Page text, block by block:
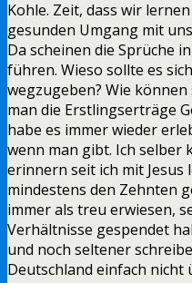
Kohle. Zeit, dass wir
gesunden Umgang mit
Da scheinen die Sprüche
führen. Wieso sollte es
wegzugeben? Wie
man die Erstlingserträge
habe es immer wieder
wenn man gibt. Ich selber
erinnern seit ich mit Jesus
mindestens den Zehnten
immer als treu erwiesen,
Verhältnisse gespendet
und noch seltener
Deutschland einfach nicht